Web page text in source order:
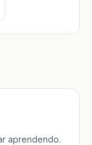
aprendendo.